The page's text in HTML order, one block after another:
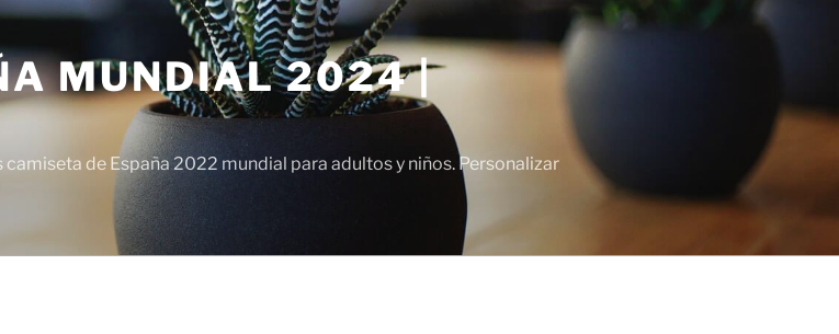
MUNDIAL 2024 |
de España 2022 mundial para adultos y niños. Personalizar